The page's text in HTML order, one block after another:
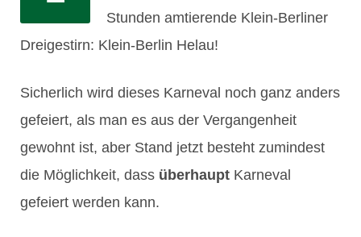
Stunden amtierende Klein-Berliner
Dreigestirn: Klein-Berlin Helau!
Sicherlich wird dieses Karneval noch ganz anders
gefeiert, als man es aus der Vergangenheit
gewohnt ist, aber Stand jetzt besteht zumindest
die Möglichkeit, dass überhaupt Karneval
gefeiert werden kann.